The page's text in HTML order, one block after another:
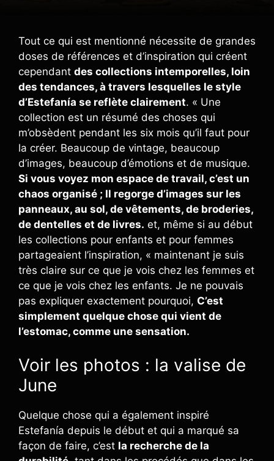
Tout ce qui est mentionné nécessite de grandes
doses de références et d’inspiration qui créent
cependant des collections intemporelles, loin
des tendances, à travers lesquelles le style
d’Estefanía se reflète clairement. « Une
collection est un résumé des choses qui
m’obsèdent pendant les six mois qu’il faut pour
la créer. Beaucoup de vintage, beaucoup
d’images, beaucoup d’émotions et de musique.
Si vous voyez mon espace de travail, c’est un
chaos organisé ; Il regorge d’images sur les
panneaux, au sol, de vêtements, de broderies,
de dentelles et de livres. et, même si au début
les collections pour enfants et pour femmes
partageaient l’inspiration, « maintenant je suis
très claire sur ce que je vois chez les femmes et
ce que je vois chez les enfants. Je ne pouvais
pas expliquer exactement pourquoi, C’est
simplement quelque chose qui vient de
l’estomac, comme une sensation.
Voir les photos : la valise de
June
Quelque chose qui a également inspiré
Estefanía depuis le début et qui a marqué sa
façon de faire, c’est la recherche de la